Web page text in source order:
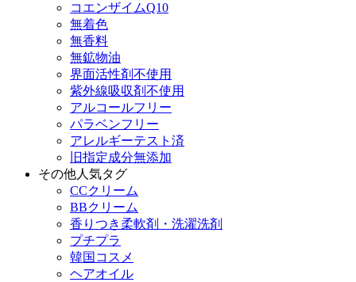
コエンザイムQ10
無着色
無香料
無鉱物油
界面活性剤不使用
紫外線吸収剤不使用
アルコールフリー
パラベンフリー
アレルギーテスト済
旧指定成分無添加
その他人気タグ
CCクリーム
BBクリーム
香りつき柔軟剤・洗濯洗剤
プチプラ
韓国コスメ
ヘアオイル